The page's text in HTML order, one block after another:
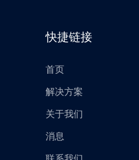
快捷链接
首页
解决方案
关于我们
消息